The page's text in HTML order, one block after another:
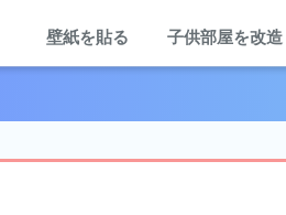
壁紙を貼る 子供部屋を改造